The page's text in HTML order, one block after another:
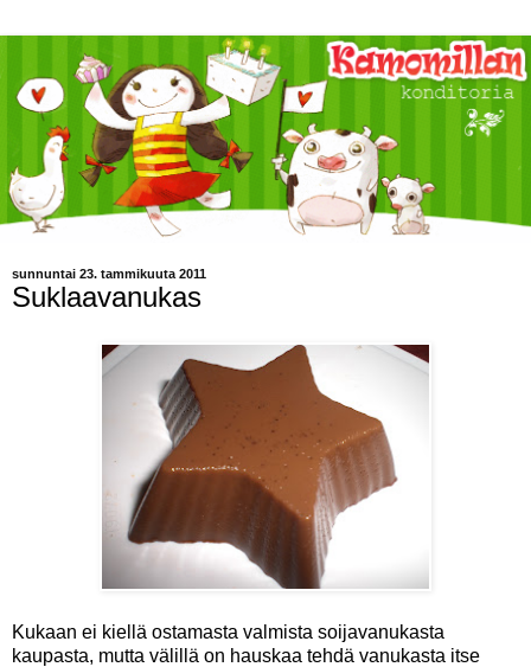
sunnuntai 23. tammikuuta 2011
Suklaavanukas
Kukaan ei kiellä ostamasta valmista soijavanukasta
kaupasta, mutta välillä on hauskaa tehdä vanukasta itse